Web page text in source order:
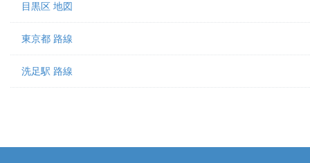
目黒区 地図
東京都 路線
洗足駅 路線